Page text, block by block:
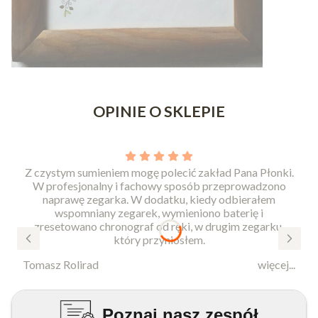
OPINIE O SKLEPIE
Z czystym sumieniem mogę polecić zakład Pana Płonki.
W profesjonalny i fachowy sposób przeprowadzono
naprawę zegarka. W dodatku, kiedy odbierałem
wspomniany zegarek, wymieniono baterię i
zresetowano chronograf od ręki, w drugim zegarku,
który przyniosłem.
Tomasz Rolirad
więcej...